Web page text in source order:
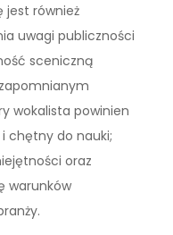
jest również
uwagi publiczności
sceniczną
wokalista powinien
chętny do nauki;
oraz
warunków